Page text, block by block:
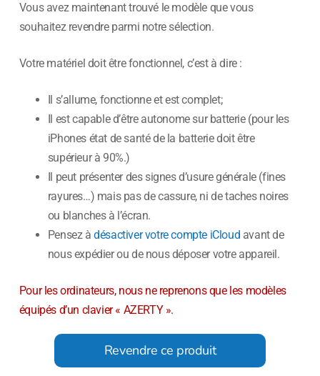
Vous avez maintenant trouvé le modèle que vous
souhaitez revendre parmi notre sélection.
Votre matériel doit être fonctionnel, c’est à dire :
Il s’allume, fonctionne et est complet;
Il est capable d’être autonome sur batterie (pour les
iPhones état de santé de la batterie doit être
supérieur à 90%.)
Il peut présenter des signes d’usure générale (fines
rayures…) mais pas de cassure, ni de taches noires
ou blanches à l’écran.
Pensez àdésactiver votre compte iCloud avant de
nous expédier ou de nous déposer votre appareil.
Pour les ordinateurs, nous ne reprenons que les modèles
équipés d’un clavier « AZERTY ».
Revendre ce produit